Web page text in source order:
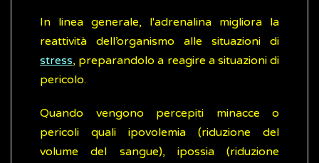
In linea generale, l'adrenalina migliora la
reattività dell’organismo alle situazioni di
stress, preparandolo a reagire a situazioni di
pericolo.
Quando vengono percepiti minacce o
pericoli quali ipovolemia (riduzione del
volume del sangue), ipossia (riduzione